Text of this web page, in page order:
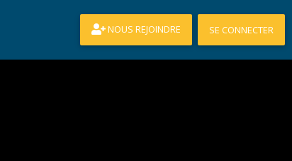
NOUS REJOINDRE SE CONNECTER